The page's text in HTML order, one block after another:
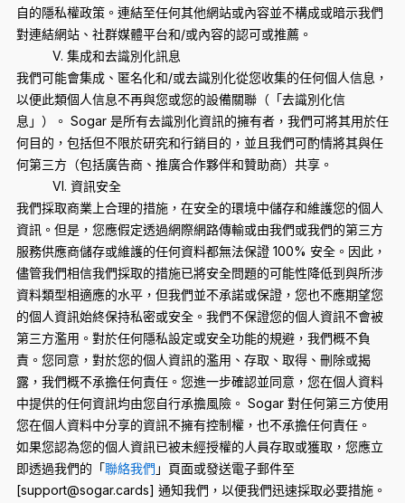
自的隱私權政策。連結至任何其他網站或內容並不構成或暗示我們
對連結網站、社群媒體平台和/或內容的認可或推薦。
V. 集成和去識別化訊息
我們可能會集成、匿名化和/或去識別化從您收集的任何個人信息，
以便此類個人信息不再與您或您的設備關聯（「去識別化信
息」）。 Sogar 是所有去識別化資訊的擁有者，我們可將其用於任
何目的，包括但不限於研究和行銷目的，並且我們可酌情將其與任
何第三方（包括廣告商、推廣合作夥伴和贊助商）共享。
VI. 資訊安全
我們採取商業上合理的措施，在安全的環境中儲存和維護您的個人
資訊。但是，您應假定透過網際網路傳輸或由我們或我們的第三方
服務供應商儲存或維護的任何資料都無法保證 100% 安全。因此，
儘管我們相信我們採取的措施已將安全問題的可能性降低到與所涉
資料類型相適應的水平，但我們並不承諾或保證，您也不應期望您
的個人資訊始終保持私密或安全。我們不保證您的個人資訊不會被
第三方濫用。對於任何隱私設定或安全功能的規避，我們概不負
責。您同意，對於您的個人資訊的濫用、存取、取得、刪除或揭
露，我們概不承擔任何責任。您進一步確認並同意，您在個人資料
中提供的任何資訊均由您自行承擔風險。 Sogar 對任何第三方使用
您在個人資料中分享的資訊不擁有控制權，也不承擔任何責任。
如果您認為您的個人資訊已被未經授權的人員存取或獲取，您應立
即透過我們的「聯絡我們 」頁面或發送電子郵件至
[support@sogar.cards] 通知我們，以便我們迅速採取必要措施。